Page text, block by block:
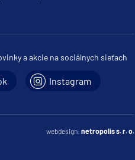
a akcie na sociálnych sieťach
Instagram
webdesign: netropolis s. r. o.